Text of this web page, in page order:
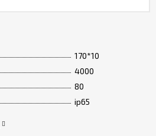
170*10
4000
80
ip65